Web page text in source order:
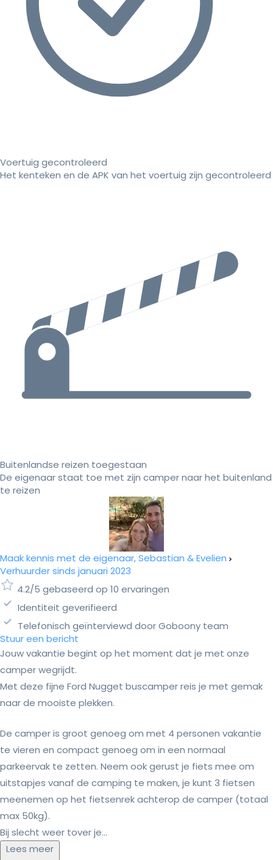
Voertuig gecontroleerd
Het kenteken en de APK van het voertuig zijn gecontroleerd
Buitenlandse reizen toegestaan
De eigenaar staat toe met zijn camper naar het buitenland
te reizen
Maak kennis met de eigenaar, Sebastian & Evelien
Verhuurder sinds januari 2023
4.2/5 gebaseerd op 10 ervaringen
Identiteit geverifieerd
Telefonisch geïnterviewd door Goboony team
Stuur een bericht
Jouw vakantie begint op het moment dat je met onze
camper wegrijdt.
Met deze fijne Ford Nugget buscamper reis je met gemak
naar de mooiste plekken.
De camper is groot genoeg om met 4 personen vakantie
te vieren en compact genoeg om in een normaal
parkeervak te zetten. Neem ook gerust je fiets mee om
uitstapjes vanaf de camping te maken, je kunt 3 fietsen
meenemen op het fietsenrek achterop de camper (totaal
max 50kg).
Bij slecht weer tover je...
Lees meer